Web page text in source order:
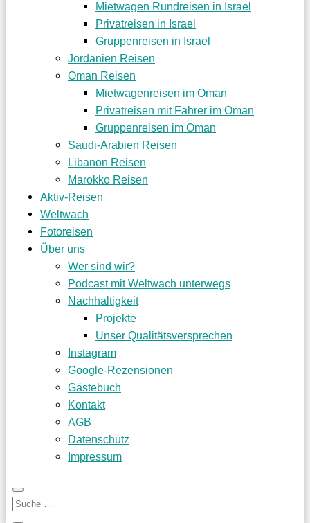
Mietwagen Rundreisen in Israel
Privatreisen in Israel
Gruppenreisen in Israel
Jordanien Reisen
Oman Reisen
Mietwagenreisen im Oman
Privatreisen mit Fahrer im Oman
Gruppenreisen im Oman
Saudi-Arabien Reisen
Libanon Reisen
Marokko Reisen
Aktiv-Reisen
Weltwach
Fotoreisen
Über uns
Wer sind wir?
Podcast mit Weltwach unterwegs
Nachhaltigkeit
Projekte
Unser Qualitätsversprechen
Instagram
Google-Rezensionen
Gästebuch
Kontakt
AGB
Datenschutz
Impressum